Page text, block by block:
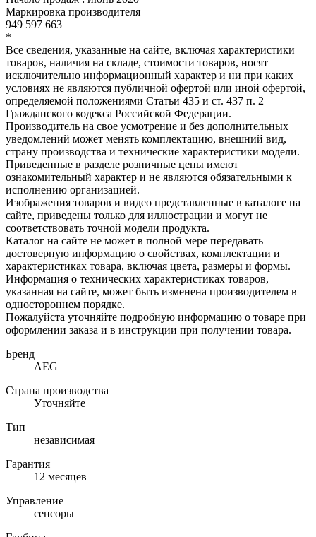
Маркировка производителя
949 597 663
*
Все сведения, указанные на сайте, включая характеристики
товаров, наличия на складе, стоимости товаров, носят
исключительно информационный характер и ни при каких
условиях не являются публичной офертой или иной офертой,
определяемой положениями Статьи 435 и ст. 437 п. 2
Гражданского кодекса Российской Федерации.
Производитель на свое усмотрение и без дополнительных
уведомлений может менять комплектацию, внешний вид,
страну производства и технические характеристики модели.
Приведенные в разделе розничные цены имеют
ознакомительный характер и не являются обязательными к
исполнению организацией.
Изображения товаров и видео представленные в каталоге на
сайте, приведены только для иллюстрации и могут не
соответствовать точной модели продукта.
Каталог на сайте не может в полной мере передавать
достоверную информацию о свойствах, комплектации и
характеристиках товара, включая цвета, размеры и формы.
Информация о технических характеристиках товаров,
указанная на сайте, может быть изменена производителем в
одностороннем порядке.
Пожалуйста уточняйте подробную информацию о товаре при
оформлении заказа и в инструкции при получении товара.
Бренд
AEG
Страна производства
Уточняйте
Тип
независимая
Гарантия
12 месяцев
Управление
сенсоры